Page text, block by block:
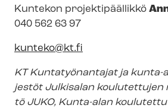
Kuntekon projektipäällikkö
040 562 63 97
kunteko@kt.fi
KT Kuntatyönantajat ja kunta-
jes­töt Julkisalan
tö JUKO, Kunta-alan